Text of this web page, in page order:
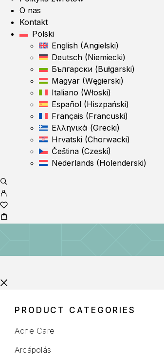
O nas
Kontakt
Polski
English (Angielski)
Deutsch (Niemiecki)
Български (Bułgarski)
Magyar (Węgierski)
Italiano (Włoski)
Español (Hiszpański)
Français (Francuski)
Ελληνικά (Grecki)
Hrvatski (Chorwacki)
Čeština (Czeski)
Nederlands (Holenderski)
PRODUCT CATEGORIES
Acne Care
Arcápolás